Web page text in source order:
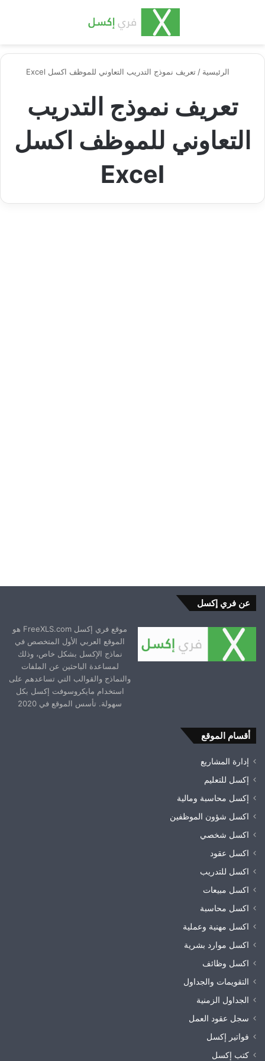
الرئيسية / تعريف نموذج التدريب التعاوني للموظف اكسل Excel
تعريف نموذج التدريب
التعاوني للموظف اكسل
Excel
عن فري إكسل
موقع فري إكسل FreeXLS.com هو
الموقع العربي الأول المتخصص في
نماذج الإكسل بشكل خاص، وذلك
لمساعدة الباحثين عن الملفات
والنماذج والقوالب التي تساعدهم على
استخدام مايكروسوفت إكسل بكل
سهولة. تأسس الموقع في 2020
أقسام الموقع
إدارة المشاريع
إكسل للتعليم
إكسل محاسبة ومالية
اكسل شؤون الموظفين
اكسل شخصي
اكسل عقود
اكسل للتدريب
اكسل مبيعات
اكسل محاسبة
اكسل مهنية وعملية
اكسل موارد بشرية
اكسل وظائف
التقويمات والجداول
الجداول الزمنية
سجل عقود العمل
فواتير إكسل
كتب إكسل